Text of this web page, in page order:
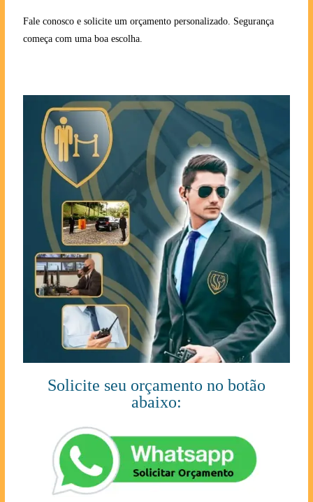
Fale conosco e solicite um orçamento personalizado. Segurança
começa com uma boa escolha.
Solicite seu orçamento no botão
abaixo: